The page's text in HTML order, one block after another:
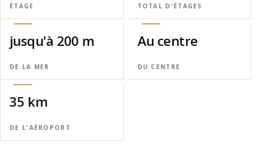
ÉTAGE TOTAL D'ÉTAGES
jusqu'à 200 m
DE LA MER
Au centre
DU CENTRE
35 km
DE L'AÉROPORT